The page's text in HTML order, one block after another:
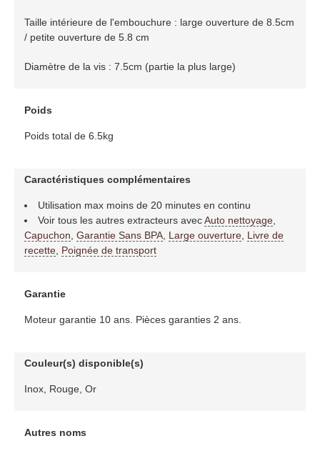
Taille intérieure de l'embouchure : large ouverture de 8.5cm
/ petite ouverture de 5.8 cm
Diamètre de la vis : 7.5cm (partie la plus large)
Poids
Poids total de 6.5kg
Caractéristiques complémentaires
Utilisation max moins de 20 minutes en continu
Voir tous les autres extracteurs avecAuto nettoyage,
Capuchon, Garantie Sans BPA, Large ouverture, Livre de
recette, Poignée de transport
Garantie
Moteur garantie 10 ans. Pièces garanties 2 ans.
Couleur(s) disponible(s)
Inox, Rouge, Or
Autres noms